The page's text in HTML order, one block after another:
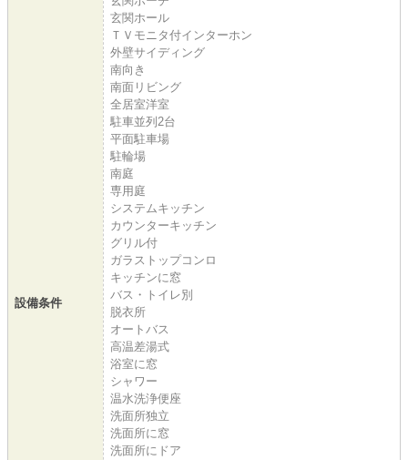
設備条件
玄関ホール
ＴＶモニタ付インターホン
外壁サイディング
南向き
南面リビング
全居室洋室
駐車並列2台
平面駐車場
駐輪場
南庭
専用庭
システムキッチン
カウンターキッチン
グリル付
ガラストップコンロ
キッチンに窓
バス・トイレ別
脱衣所
オートバス
高温差湯式
浴室に窓
シャワー
温水洗浄便座
洗面所独立
洗面所に窓
洗面所にドア